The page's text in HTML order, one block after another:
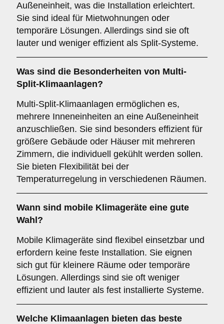
Außeneinheit, was die Installation erleichtert.
Sie sind ideal für Mietwohnungen oder
temporäre Lösungen. Allerdings sind sie oft
lauter und weniger effizient als Split-Systeme.
Was sind die Besonderheiten von Multi-
Split-Klimaanlagen?
Multi-Split-Klimaanlagen ermöglichen es,
mehrere Inneneinheiten an eine Außeneinheit
anzuschließen. Sie sind besonders effizient für
größere Gebäude oder Häuser mit mehreren
Zimmern, die individuell gekühlt werden sollen.
Sie bieten Flexibilität bei der
Temperaturregelung in verschiedenen Räumen.
Wann sind mobile Klimageräte eine gute
Wahl?
Mobile Klimageräte sind flexibel einsetzbar und
erfordern keine feste Installation. Sie eignen
sich gut für kleinere Räume oder temporäre
Lösungen. Allerdings sind sie oft weniger
effizient und lauter als fest installierte Systeme.
Welche Klimaanlagen bieten das beste